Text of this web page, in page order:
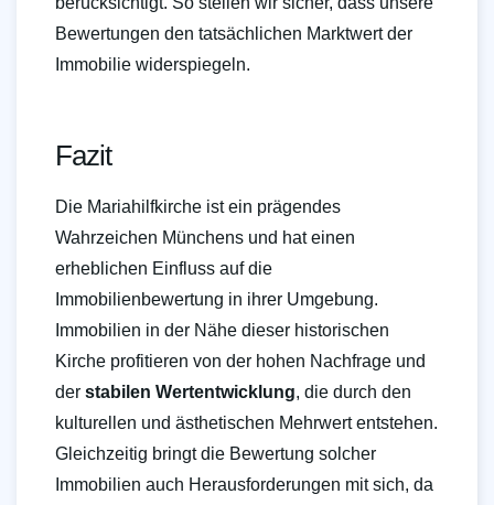
Bewertungen den tatsächlichen Marktwert der
Immobilie widerspiegeln.
Fazit
Die Mariahilfkirche ist ein prägendes
Wahrzeichen Münchens und hat einen
erheblichen Einfluss auf die
Immobilienbewertung in ihrer Umgebung.
Immobilien in der Nähe dieser historischen
Kirche profitieren von der hohen Nachfrage und
der stabilen Wertentwicklung, die durch den
kulturellen und ästhetischen Mehrwert entstehen.
Gleichzeitig bringt die Bewertung solcher
Immobilien auch Herausforderungen mit sich, da